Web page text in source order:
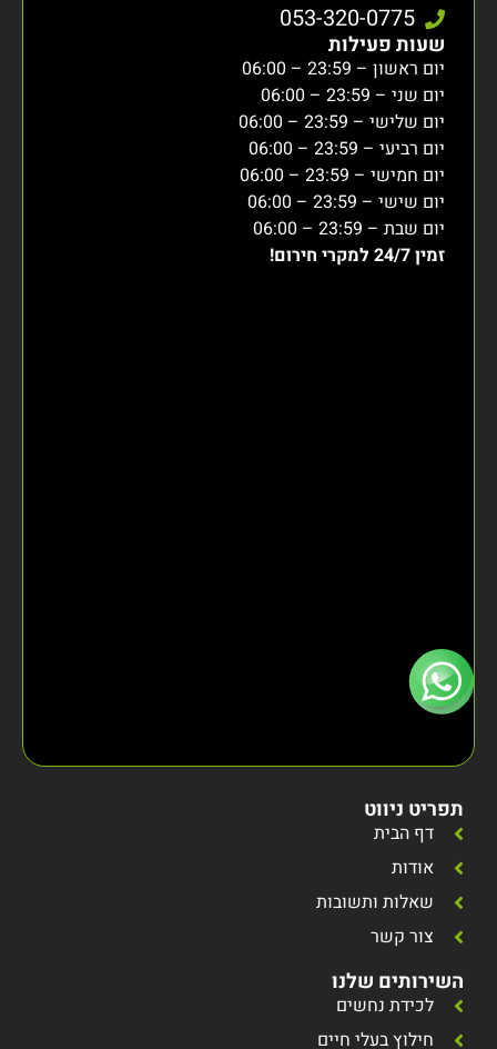
053-320-0775
שעות פעילות
יום ראשון – 23:59 – 06:00
יום שני – 23:59 – 06:00
יום שלישי – 23:59 – 06:00
יום רביעי – 23:59 – 06:00
יום חמישי – 23:59 – 06:00
יום שישי – 23:59 – 06:00
יום שבת – 23:59 – 06:00
זמין 24/7 למקרי חירום!
תפריט ניווט
דף הבית
אודות
שאלות ותשובות
צור קשר
השירותים שלנו
לכידת נחשים
חילוץ בעלי חיים